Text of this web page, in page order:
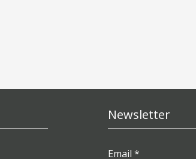
Newsletter
Email